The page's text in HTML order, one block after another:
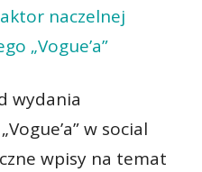
naczelnej
„Vogue’a”
wydania
w social
wpisy na temat